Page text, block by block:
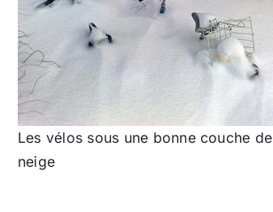
Les vélos sous une bonne couche de
neige